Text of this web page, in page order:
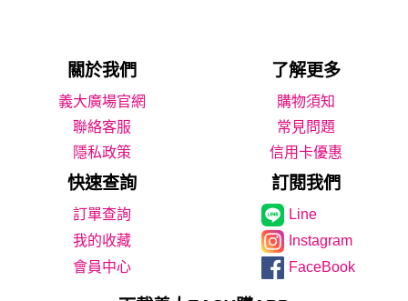
關於我們 了解更多
義大廣場官網
購物須知
聯絡客服
常見問題
隱私政策
信用卡優惠
快速查詢 訂閱我們
Line
我的收藏
Instagram
會員中心
FaceBook